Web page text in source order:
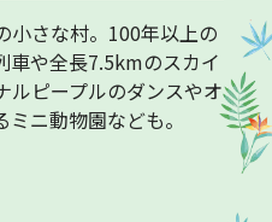
小さな村。100年以上の
車や全長7.5kmのスカイ
ルピープルのダンスやオ
ニ動物園なども。